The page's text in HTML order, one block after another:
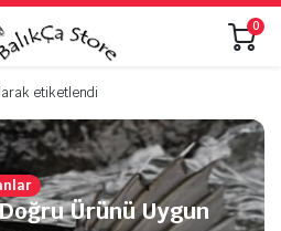
0
etiketlendi
Ürünü Uygun